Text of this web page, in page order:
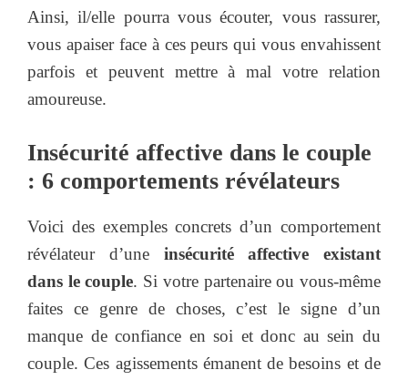
Ainsi, il/elle pourra vous écouter, vous rassurer,
vous apaiser face à ces peurs qui vous envahissent
parfois et peuvent mettre à mal votre relation
amoureuse.
Insécurité affective dans le couple
: 6 comportements révélateurs
Voici des exemples concrets d’un comportement
révélateur d’une insécurité affective existant
dans le couple. Si votre partenaire ou vous-même
faites ce genre de choses, c’est le signe d’un
manque de confiance en soi et donc au sein du
couple. Ces agissements émanent de besoins et de